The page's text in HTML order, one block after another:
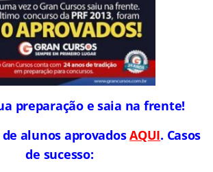
preparação e saia na frente!
alunos aprovadosAQUI. Casos
de sucesso: